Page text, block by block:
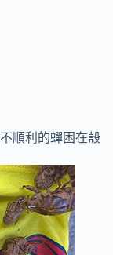
順利的蟬困在殼